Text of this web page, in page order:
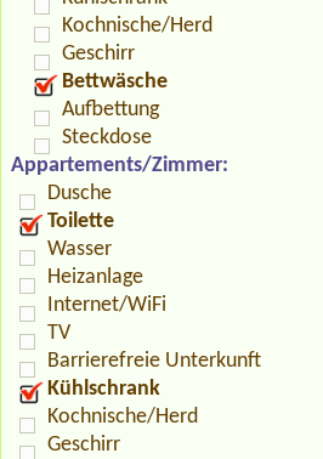
Kochnische/Herd
Geschirr
Bettwäsche
Aufbettung
Steckdose
Appartements/Zimmer:
Dusche
Toilette
Wasser
Heizanlage
Internet/WiFi
TV
Barrierefreie Unterkunft
Kühlschrank
Kochnische/Herd
Geschirr